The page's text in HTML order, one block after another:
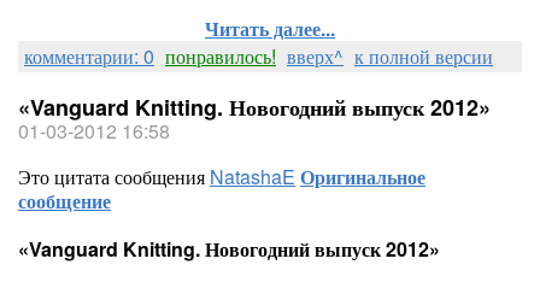
Читать далее...
комментарии: 0 понравилось! вверх^ к полной версии
«Vanguard Knitting. Новогодний выпуск 2012»
01-03-2012 16:58
Это цитата сообщения NatashaE Оригинальное
сообщение
«Vanguard Knitting. Новогодний выпуск 2012»